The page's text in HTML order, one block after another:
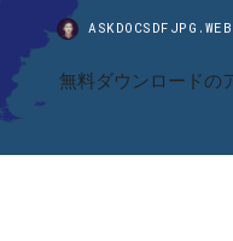
無料ダウンロードの